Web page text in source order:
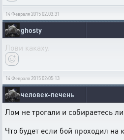
14 Февраля 2015 02:03:31
ghosty
Лови какаху.
14 Февраля 2015 02:05:13
человек-печень
Лом не трогали и собираетесь
Что будет если бой проходил на